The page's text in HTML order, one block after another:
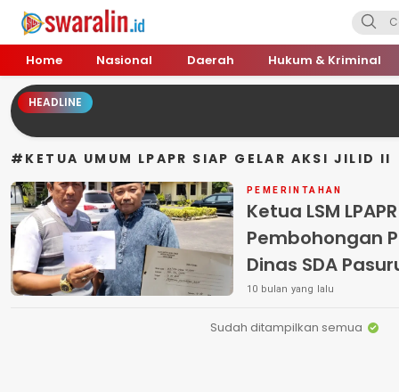
Swara Lin
Independent, Tajam & Profesional
Home Nasional Daerah Hukum & Kriminal
HEADLINE
#KETUA UMUM LPAPR SIAP GELAR AKSI JILID II
PEMERINTAHAN
Ketua LSM
Pembohongan
Dinas SDA
Digelar Dengan
10 bulan yang lalu
Sudah ditampilkan semua